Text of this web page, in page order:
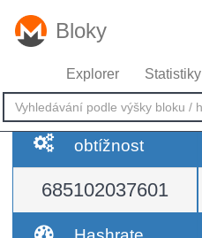
Bloky
Explorer Statistiky
obtížnost
685102037601